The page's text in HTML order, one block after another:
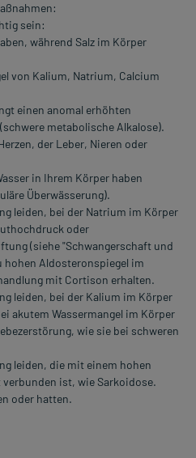
sein:
während Salz im Körper
von Kalium, Natrium, Calcium
einen anomal erhöhten
metabolische Alkalose).
der Leber, Nieren oder
in Ihrem Körper haben
Überwässerung).
leiden, bei der Natrium im Körper
oder
(siehe "Schwangerschaft und
hohen Aldosteronspiegel im
mit Cortison erhalten.
leiden, bei der Kalium im Körper
akutem Wassermangel im Körper
wie sie bei schweren
leiden, die mit einem hohen
ist, wie Sarkoidose.
oder hatten.